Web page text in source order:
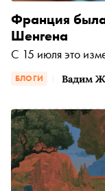
БЛОГИ Вадим
Франция
Шенгена
С 15 июля это